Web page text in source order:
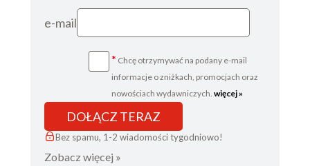
e-mail
* Chcę otrzymywać na podany e-mail
informacje o zniżkach, promocjach oraz
nowościach wydawniczych. więcej »
DOŁĄCZ TERAZ
Bez spamu, 1-2 wiadomości tygodniowo!
Zobacz więcej »